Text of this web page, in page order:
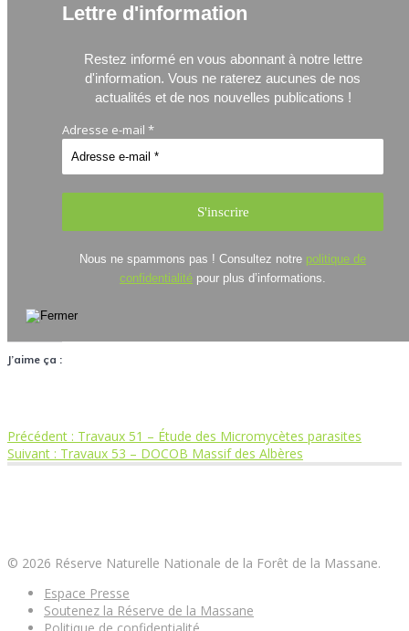
Lettre d'information
Restez informé en vous abonnant à notre lettre
d'information. Vous ne raterez aucunes de nos
actualités et de nos nouvelles publications !
Adresse e-mail *
Nous ne spammons pas ! Consultez notre politique de
confidentialité pour plus d’informations.
J’aime ça :
Navigation
Précédent : Article
précédent
Travaux 51 – Étude des Micromycètes parasites
Suivant : Article
Travaux 53 – DOCOB Massif des Albères
© 2026 Réserve Naturelle Nationale de la Forêt de la Massane.
Espace Presse
Soutenez la Réserve de la Massane